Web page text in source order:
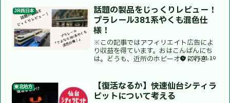
数のユーザーからなされました。それに
より賛否様々な意...
JR西日本
話題の製品をじっくりレビュー！
プラレール381系やくも混色仕
様！
※この記事ではアフィリエイト広告によ
り収益を得ています。おはこんばんにち
は。どうも、近所のホビーオフに行き過
力低下成績不振プラレーラーことtaniful
です。まず最初に...
2025.01.19
東北地方
【復活なるか】快速仙台シティラ
ビットについて考える